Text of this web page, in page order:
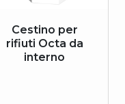
Cestino per
rifiuti Octa da
interno